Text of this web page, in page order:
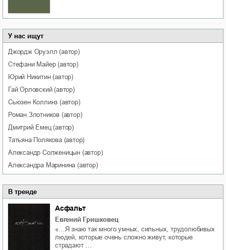
У нас ищут
Джордж Оруэлл (автор)
Стефани Майер(автор)
Юрий Никитин(автор)
Гай Орловский(автор)
Сьюзен Коллинз (автор)
Роман Злотников (автор)
Дмитрий Емец(автор)
Татьяна Полякова(автор)
Александр Солженицын (автор)
Александра Маринина (автор)
В тренде
Асфальт
Евгений Гришковец
«…Я знаю так много умных, сильных, трудолюбивых
людей, которые очень сложно живут, которые
страдают …